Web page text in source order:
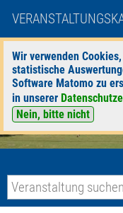
Wir verwenden
statistische
Software Matomo zu
in unserer
Nein, bitte nicht